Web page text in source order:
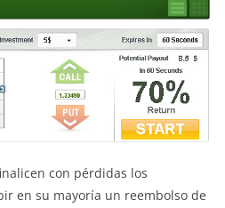
con pérdidas los
en su mayoría un reembolso de